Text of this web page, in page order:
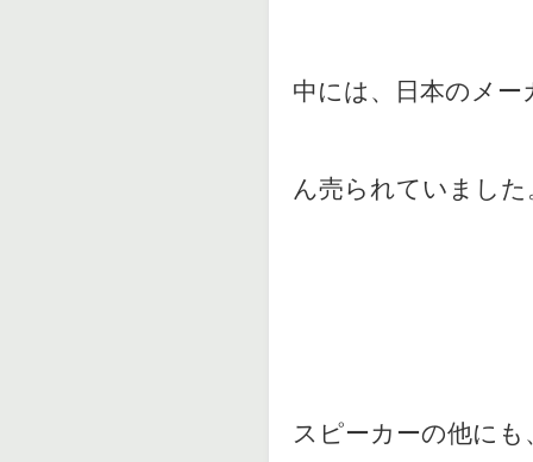
中には、日本のメー
ん売られていました
スピーカーの他に